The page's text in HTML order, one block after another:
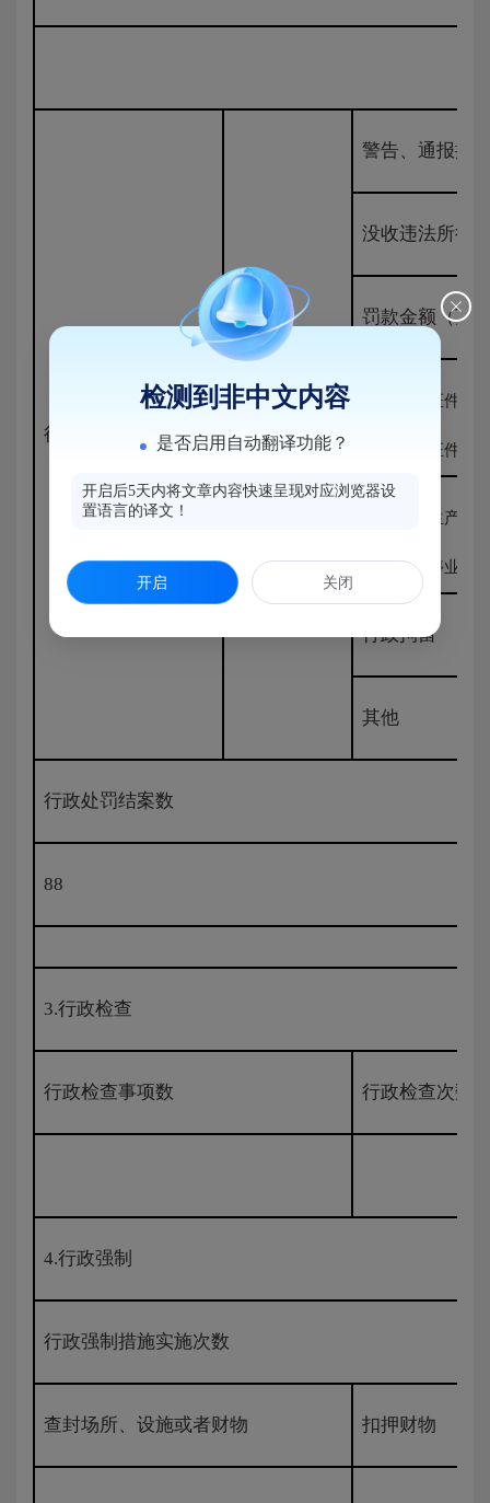
行政处罚决定数 97
警告、通报批
没收违法所得
罚款金额（万
暂扣许可证
吊销许可证件
限制开展生
责令停产停业、
行政拘留
其他
行政处罚结案数
88
3.行政检查
行政检查事项数 行政检查次数
4.行政强制
行政强制措施实施次数
查封场所、设施或者财物 扣押财物
检测到非中文内容
是否启用自动翻译功能？
开启后5天内将文章内容快速呈现对应浏览器设
置语言的译文！
开启 关闭